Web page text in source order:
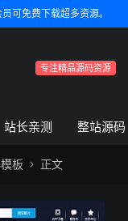
可免费下载超多资源。
专注精品源码资源
站长亲测 整站源码
板 正文